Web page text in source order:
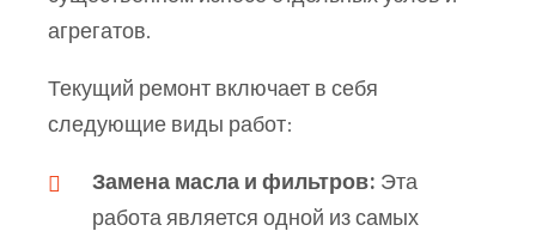
агрегатов.
Текущий ремонт включает в себя
следующие виды работ:
Замена масла и фильтров: Эта
работа является одной из самых